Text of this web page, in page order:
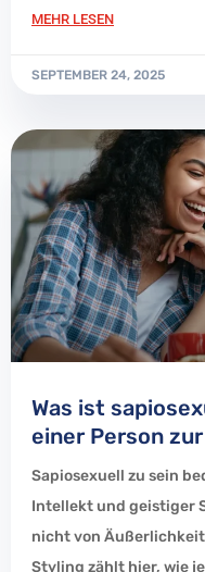
MEHR LESEN
SEPTEMBER 24, 2025
Was ist
einer Person
Sapiosexuell zu sein
Intellekt und geistiger
nicht von
Styling zählt hier, wie